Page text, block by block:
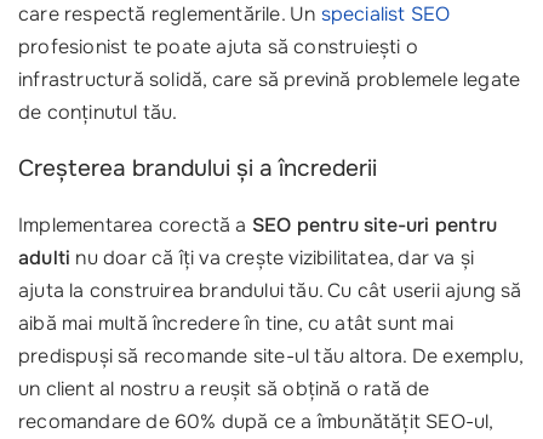
care respectă reglementările. Un specialist SEO
profesionist te poate ajuta să construiești o
infrastructură solidă, care să prevină problemele legate
de conținutul tău.
Creșterea brandului și a încrederii
Implementarea corectă a SEO pentru site-uri pentru
adulti nu doar că îți va crește vizibilitatea, dar va și
ajuta la construirea brandului tău. Cu cât userii ajung să
aibă mai multă încredere în tine, cu atât sunt mai
predispuși să recomande site-ul tău altora. De exemplu,
un client al nostru a reușit să obțină o rată de
recomandare de 60% după ce a îmbunătățit SEO-ul,